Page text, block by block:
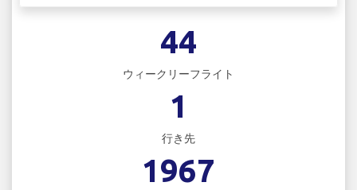
44
ウィークリーフライト
1
行き先
1967